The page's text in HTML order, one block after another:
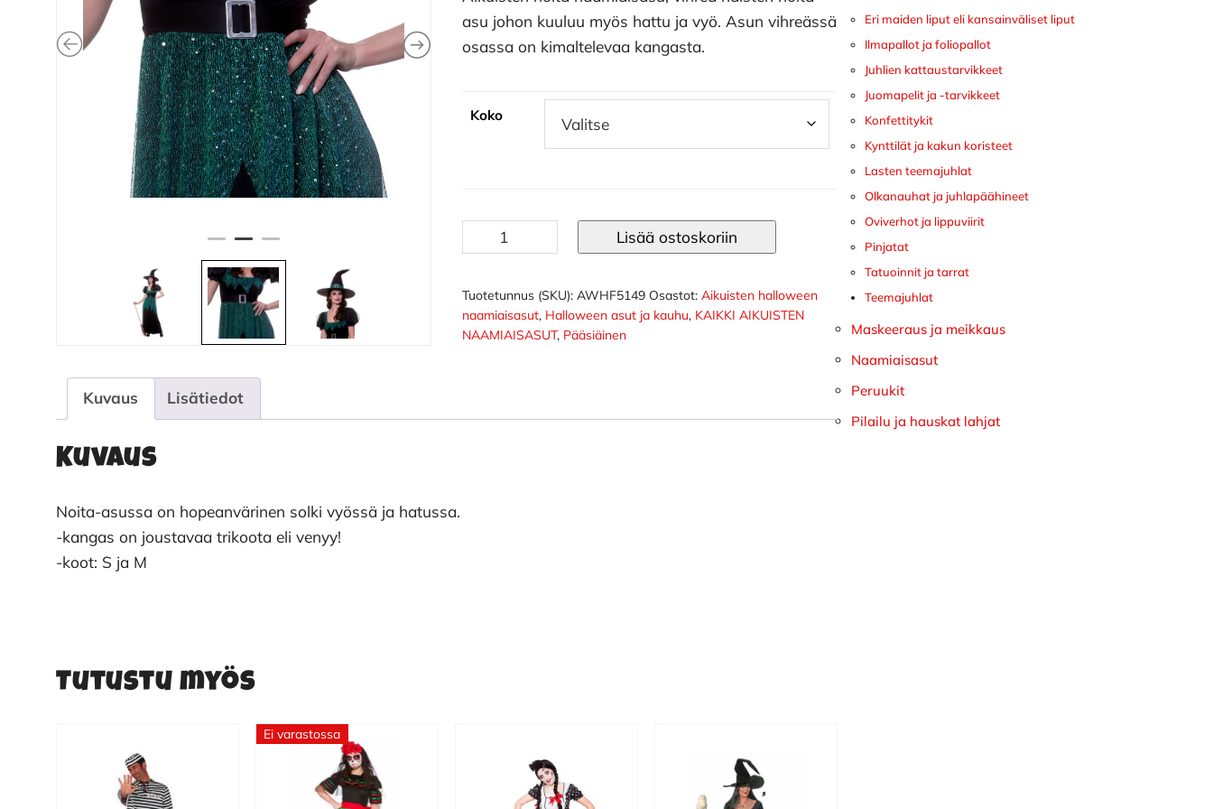
asu johon kuuluu myös hattu ja vyö. Asun vihreässä
osassa on kimaltelevaa kangasta.
Koko
Aikuisten
noita
määrä
Lisää ostoskoriin
Tuotetunnus (SKU):AWHF5149 Osastot:Aikuisten halloween
naamiaisasut, Halloween asut ja kauhu, KAIKKI AIKUISTEN
NAAMIAISASUT, Pääsiäinen
Kuvaus Lisätiedot
Kuvaus
Noita-asussa on hopeanvärinen solki vyössä ja hatussa.
-kangas on joustavaa trikoota eli venyy!
-koot: S ja M
Tutustu myös
tuotteella
Ei varastossa
Tällä
tuotteella
tuotteella
Eri maiden liput eli kansainväliset liput
Ilmapallot ja foliopallot
Juhlien kattaustarvikkeet
Juomapelit ja -tarvikkeet
Konfettitykit
Kynttilät ja kakun koristeet
Lasten teemajuhlat
Olkanauhat ja juhlapäähineet
Oviverhot ja lippuviirit
Pinjatat
Tatuoinnit ja tarrat
Teemajuhlat
Maskeeraus ja meikkaus
Naamiaisasut
Peruukit
Pilailu ja hauskat lahjat